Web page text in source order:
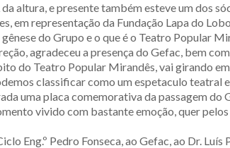
altura, e presente também esteve um dos
em representação da Fundação Lapa do
do Grupo e o que é o Teatro Popular
agradeceu a presença do Gefac, bem
do Teatro Popular Mirandês, vai girando
classificar como um espetaculo teatral
uma placa comemorativa da passagem do
vivido com bastante emoção, quer
Eng.º Pedro Fonseca, ao Gefac, ao Dr.